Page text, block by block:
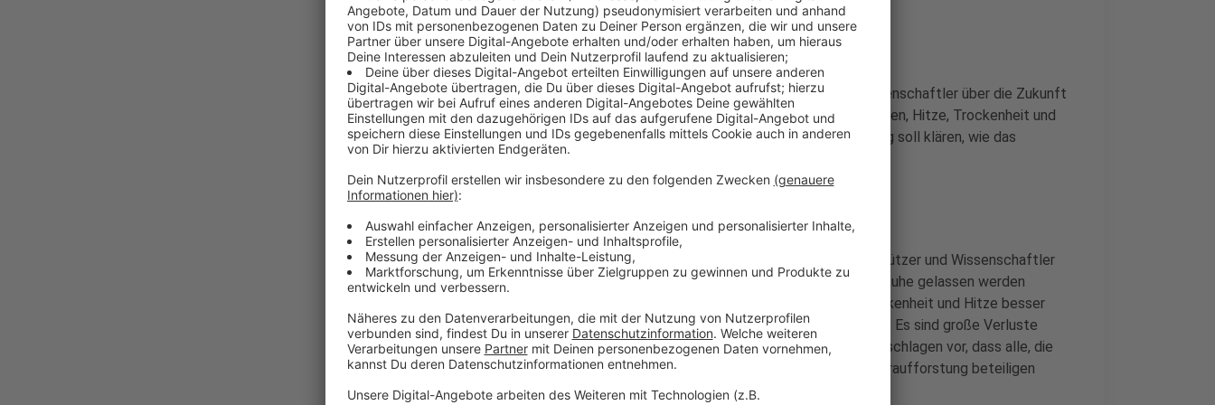
Anzeige
In Düsseldorf diskutieren Waldbauern, Umweltschützer und Wissenschaftler über die Zukunft
des Waldes. Fast 80 Prozent der Bäume in NRW sind durch Stürmen, Hitze, Trockenheit und
Schädlingen beschädigt. Die Konferenz der NRW-Landesregierung soll klären, wie das
Waldsterben gestoppt werden kann.
Zwei entgegengesetzte Interessen werden deutlich: Umweltschützer und Wissenschaftler
fordern, dass die Wälder in den nächsten Jahrzehnten einfach in Ruhe gelassen werden
sollten. Unterstützend sollten Bäume angebaut werden, die Trockenheit und Hitze besser
trotzen können. Die Waldbauern hingegen fordern Geld. Sie sagen: Es sind große Verluste
entstanden und vom Wald würden alle Menschen profitieren. Sie schlagen vor, dass alle, die
einen großen CO-2-Ausstoß produzieren, sich direkt an der Wiederaufforstung beteiligen
sollten, weil Bäume CO-2 binden.